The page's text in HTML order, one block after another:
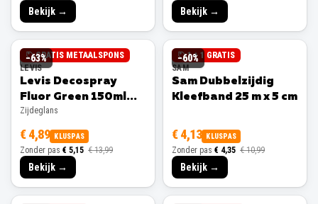
Bekijk → Bekijk →
−63%
GRATIS METAALSPONS
LEVIS
Levis Decospray
Fluor Green 150ml
Zijdeglans
Zijdeglans
€ 4,89 KLUSPAS
Zonder pas € 5,15 € 13,99
Bekijk →
−60%
1 + 1 GRATIS
SAM
Sam Dubbelzijdig
Kleefband 25 m x 5 cm
€ 4,13 KLUSPAS
Zonder pas € 4,35 € 10,99
Bekijk →